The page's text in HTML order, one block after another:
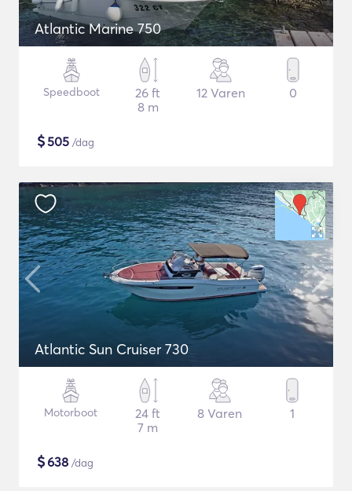
Atlantic Marine 750
Speedboot
26 ft
8 m
12 Varen 0
$505 /dag
Atlantic Sun Cruiser 730
Motorboot
24 ft
7 m
8 Varen 1
$638 /dag